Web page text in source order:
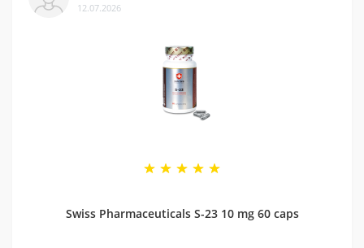
12.07.2026
Swiss Pharmaceuticals S-23 10 mg 60 caps